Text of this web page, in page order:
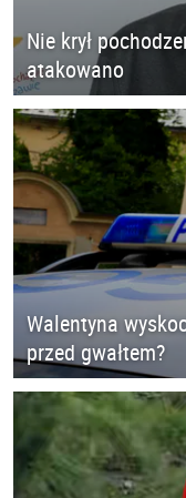
Nie krył
atakowano
Walentyna
przed gwałtem?